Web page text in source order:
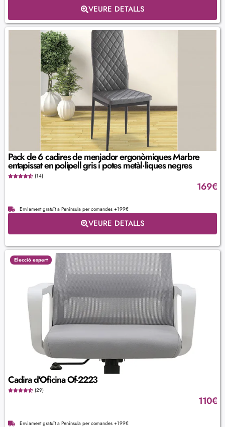
VEURE DETALLS
Pack de 6 cadires de menjador ergonòmiques Marbre
entapissat en polipell gris i potes metàl·liques negres
(14)
169€
Enviament gratuït a Península per comandes +199€
VEURE DETALLS
Elecció expert
Cadira d'Oficina Of-2223
(29)
110€
Enviament gratuït a Península per comandes +199€